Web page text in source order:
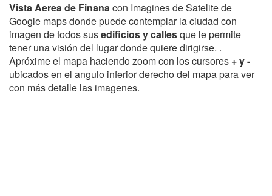
Vista Aerea de Finanacon Imagines de Satelite de
Google maps donde puede contemplar la ciudad con
imagen de todos susedificios y callesque le permite
tener una visión del lugar donde quiere dirigirse. .
Apróxime el mapa haciendo zoom con los cursores + y -
ubicados en el angulo inferior derecho del mapa para ver
con más detalle las imagenes.